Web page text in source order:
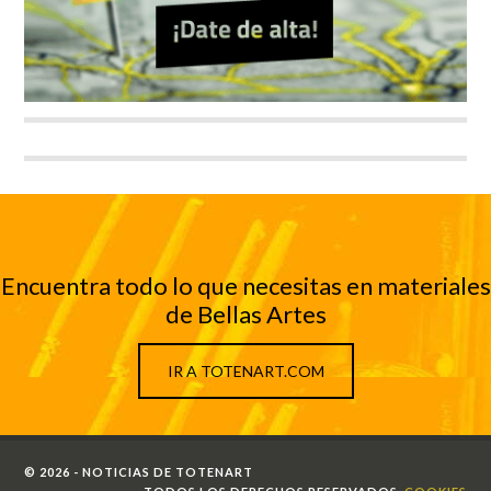
Encuentra todo lo que necesitas en materiales
de Bellas Artes
IR A TOTENART.COM
© 2026 - NOTICIAS DE TOTENART